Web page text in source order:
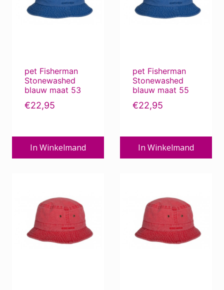
Dameshoeden, damespetten
Herenhoeden, herenpetten
pet Fisherman
Stonewashed
blauw maat 53
€22,95
In Winkelmand
pet Fisherman
Stonewashed
blauw maat 55
€22,95
In Winkelmand